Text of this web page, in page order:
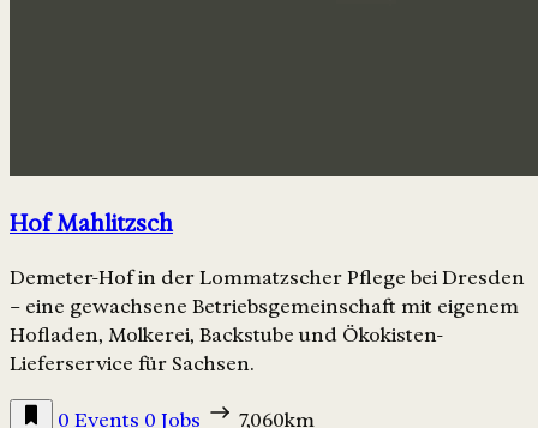
Hof Mahlitzsch
Demeter-Hof in der Lommatzscher Pflege bei Dresden
– eine gewachsene Betriebsgemeinschaft mit eigenem
Hofladen, Molkerei, Backstube und Ökokisten-
Lieferservice für Sachsen.
0 Events 0 Jobs 7,060km